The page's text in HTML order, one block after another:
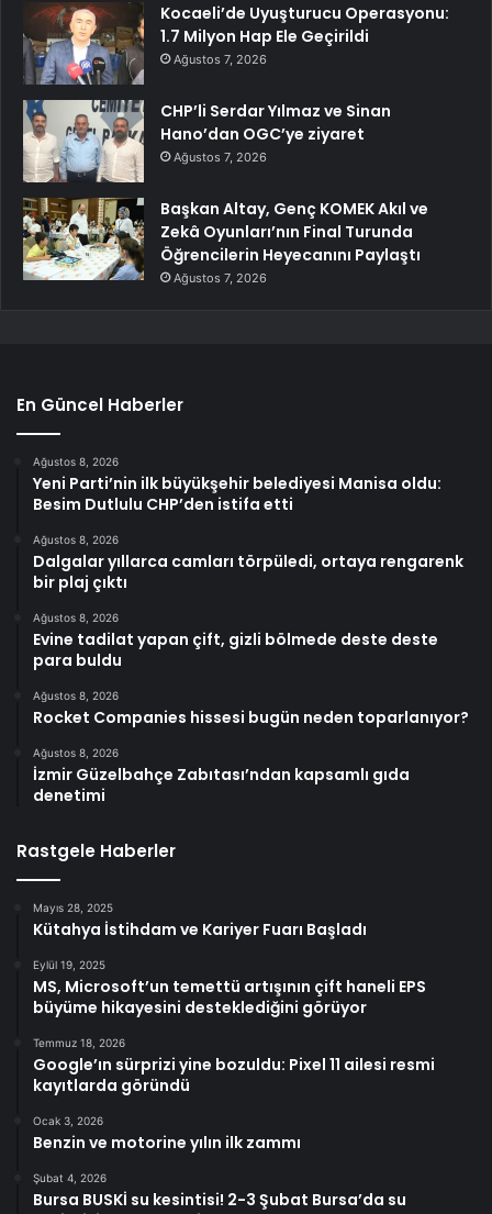
Kocaeli’de Uyuşturucu Operasyonu:
1.7 Milyon Hap Ele Geçirildi
Ağustos 7, 2026
CHP’li Serdar Yılmaz ve Sinan
Hano’dan OGC’ye ziyaret
Ağustos 7, 2026
Başkan Altay, Genç KOMEK Akıl ve
Zekâ Oyunları’nın Final Turunda
Öğrencilerin Heyecanını Paylaştı
Ağustos 7, 2026
En Güncel Haberler
Ağustos 8, 2026
Yeni Parti’nin ilk büyükşehir belediyesi Manisa oldu:
Besim Dutlulu CHP’den istifa etti
Ağustos 8, 2026
Dalgalar yıllarca camları törpüledi, ortaya rengarenk
bir plaj çıktı
Ağustos 8, 2026
Evine tadilat yapan çift, gizli bölmede deste deste
para buldu
Ağustos 8, 2026
Rocket Companies hissesi bugün neden toparlanıyor?
Ağustos 8, 2026
İzmir Güzelbahçe Zabıtası’ndan kapsamlı gıda
denetimi
Rastgele Haberler
Mayıs 28, 2025
Kütahya İstihdam ve Kariyer Fuarı Başladı
Eylül 19, 2025
MS, Microsoft’un temettü artışının çift haneli EPS
büyüme hikayesini desteklediğini görüyor
Temmuz 18, 2026
Google’ın sürprizi yine bozuldu: Pixel 11 ailesi resmi
kayıtlarda göründü
Ocak 3, 2026
Benzin ve motorine yılın ilk zammı
Şubat 4, 2026
Bursa BUSKİ su kesintisi! 2-3 Şubat Bursa’da su